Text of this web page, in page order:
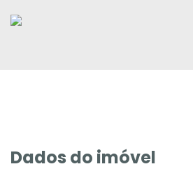
Dados do imóvel